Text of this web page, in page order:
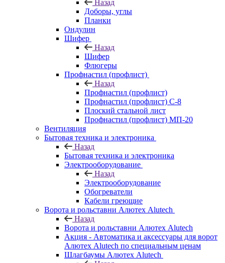
Назад
Доборы, углы
Планки
Ондулин
Шифер
Назад
Шифер
Флюгеры
Профнастил (профлист)
Назад
Профнастил (профлист)
Профнастил (профлист) С-8
Плоский стальной лист
Профнастил (профлист) МП-20
Вентиляция
Бытовая техника и электроника
Назад
Бытовая техника и электроника
Электрооборудование
Назад
Электрооборудование
Обогреватели
Кабели греющие
Ворота и рольставни Алютех Alutech
Назад
Ворота и рольставни Алютех Alutech
Акция - Автоматика и аксессуары для ворот
Алютех Alutech по специальным ценам
Шлагбаумы Алютех Alutech